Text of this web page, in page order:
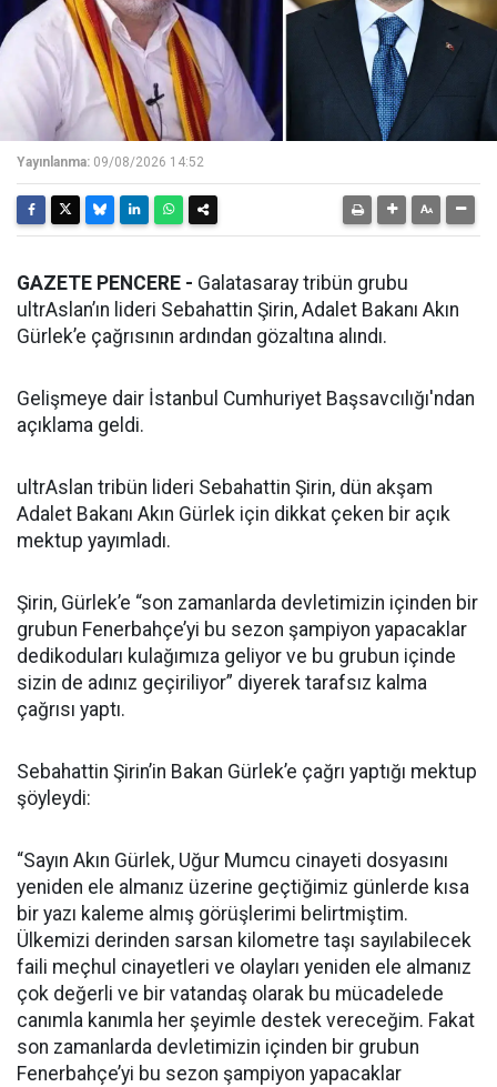
Yayınlanma: 09/08/2026 14:52
GAZETE PENCERE - Galatasaray tribün grubu
ultrAslan’ın lideri Sebahattin Şirin, Adalet Bakanı Akın
Gürlek’e çağrısının ardından gözaltına alındı.
Gelişmeye dair İstanbul Cumhuriyet Başsavcılığı'ndan
açıklama geldi.
ultrAslan tribün lideri Sebahattin Şirin, dün akşam
Adalet Bakanı Akın Gürlek için dikkat çeken bir açık
mektup yayımladı.
Şirin, Gürlek’e “son zamanlarda devletimizin içinden bir
grubun Fenerbahçe’yi bu sezon şampiyon yapacaklar
dedikoduları kulağımıza geliyor ve bu grubun içinde
sizin de adınız geçiriliyor” diyerek tarafsız kalma
çağrısı yaptı.
Sebahattin Şirin’in Bakan Gürlek’e çağrı yaptığı mektup
şöyleydi:
“Sayın Akın Gürlek, Uğur Mumcu cinayeti dosyasını
yeniden ele almanız üzerine geçtiğimiz günlerde kısa
bir yazı kaleme almış görüşlerimi belirtmiştim.
Ülkemizi derinden sarsan kilometre taşı sayılabilecek
faili meçhul cinayetleri ve olayları yeniden ele almanız
çok değerli ve bir vatandaş olarak bu mücadelede
canımla kanımla her şeyimle destek vereceğim. Fakat
son zamanlarda devletimizin içinden bir grubun
Fenerbahçe’yi bu sezon şampiyon yapacaklar